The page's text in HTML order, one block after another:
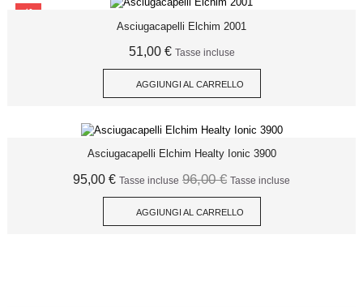
Asciugacapelli Elchim 2001
51,00 € Tasse incluse
AGGIUNGI AL CARRELLO
Asciugacapelli Elchim Healty Ionic 3900
95,00 € Tasse incluse 96,00 € Tasse incluse
AGGIUNGI AL CARRELLO